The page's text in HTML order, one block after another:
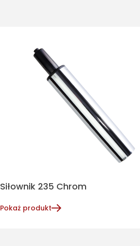
Siłownik 235 Chrom
Pokaż produkt